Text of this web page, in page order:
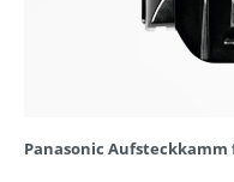
Panasonic Aufsteckkamm